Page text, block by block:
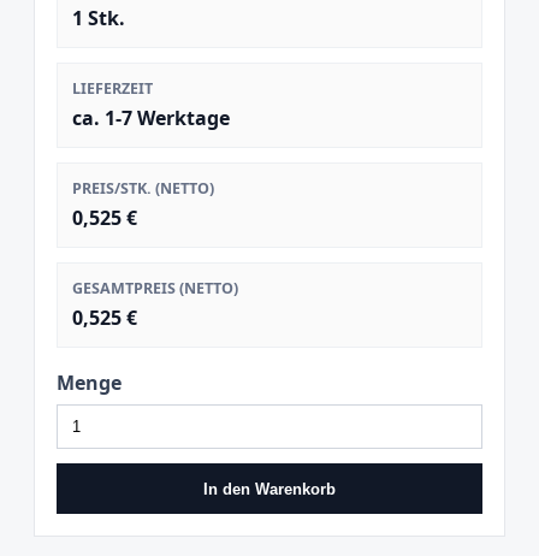
1 Stk.
LIEFERZEIT
ca. 1-7 Werktage
PREIS/STK. (NETTO)
0,525 €
GESAMTPREIS (NETTO)
0,525 €
Menge
In den Warenkorb